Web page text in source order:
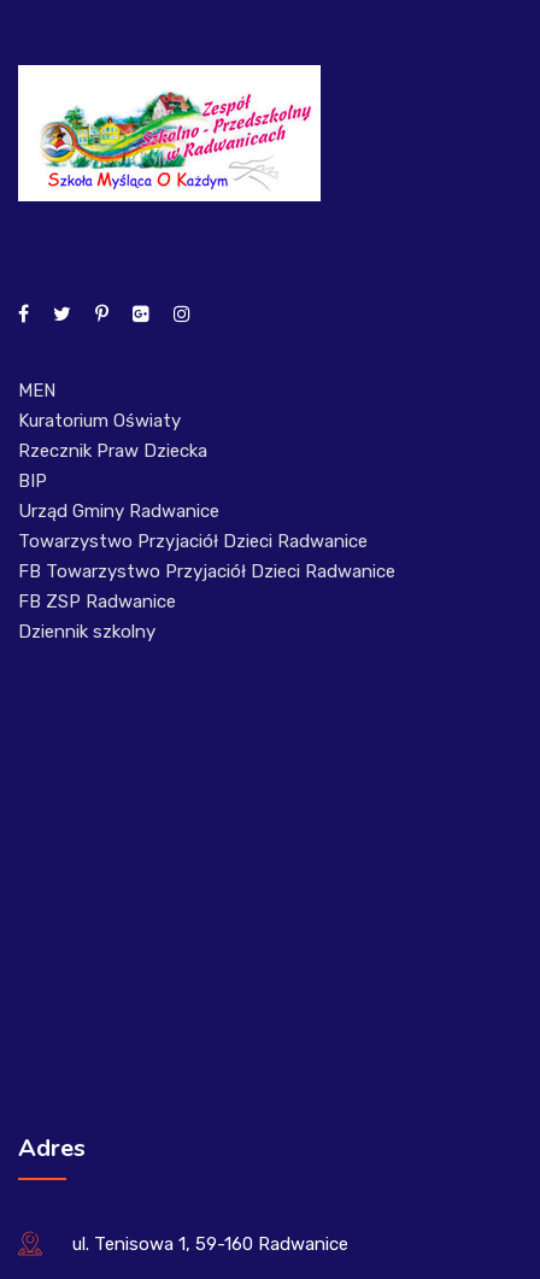
MEN
Kuratorium Oświaty
Rzecznik Praw Dziecka
BIP
Urząd Gminy Radwanice
Towarzystwo Przyjaciół Dzieci Radwanice
FB Towarzystwo Przyjaciół Dzieci Radwanice
FB ZSP Radwanice
Dziennik szkolny
Adres
ul. Tenisowa 1, 59-160 Radwanice